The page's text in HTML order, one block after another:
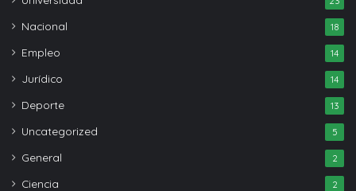
Nacional 18
Empleo 14
Jurídico 14
Deporte 13
Uncategorized 5
General 2
Ciencia 2